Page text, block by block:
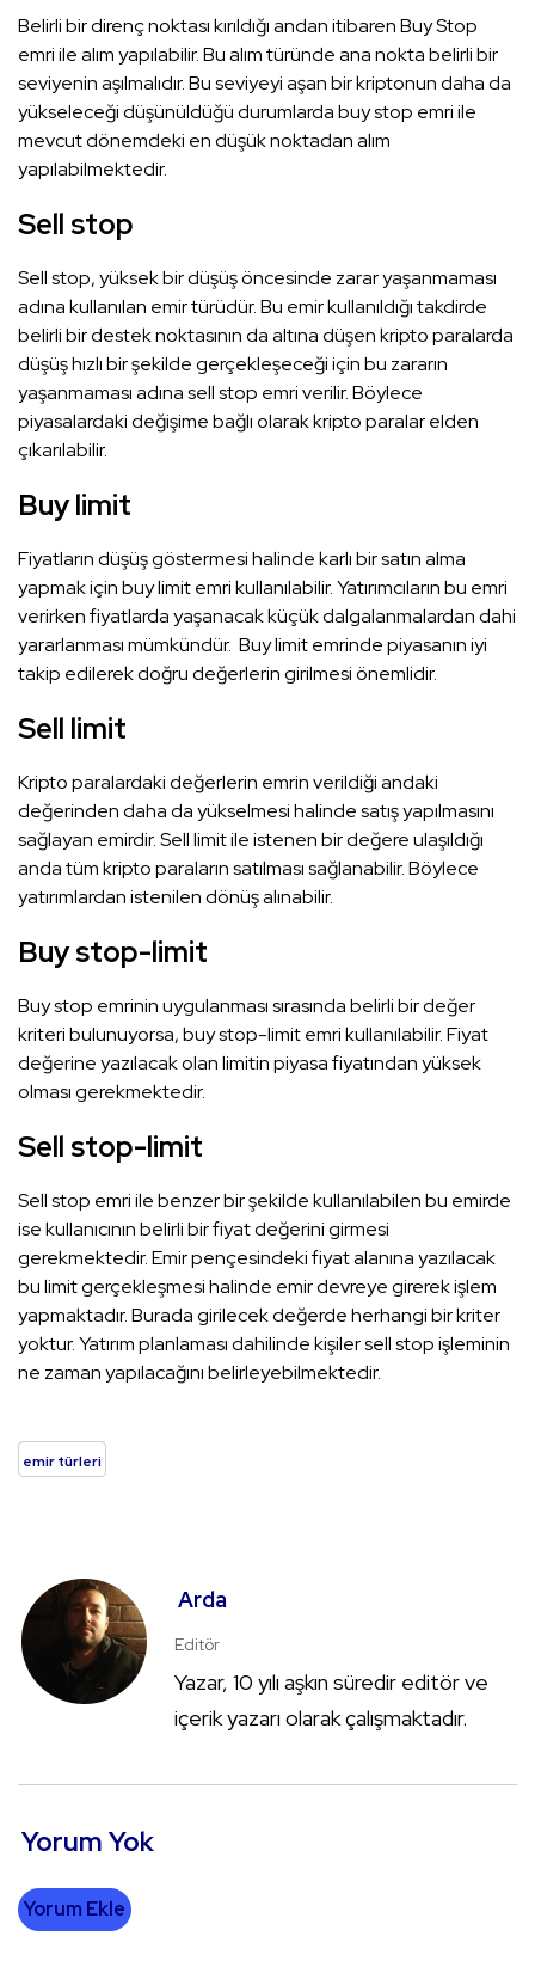
Belirli bir direnç noktası kırıldığı andan itibaren Buy Stop
emri ile alım yapılabilir. Bu alım türünde ana nokta belirli bir
seviyenin aşılmalıdır. Bu seviyeyi aşan bir kriptonun daha da
yükseleceği düşünüldüğü durumlarda buy stop emri ile
mevcut dönemdeki en düşük noktadan alım
yapılabilmektedir.
Sell stop
Sell stop, yüksek bir düşüş öncesinde zarar yaşanmaması
adına kullanılan emir türüdür. Bu emir kullanıldığı takdirde
belirli bir destek noktasının da altına düşen kripto paralarda
düşüş hızlı bir şekilde gerçekleşeceği için bu zararın
yaşanmaması adına sell stop emri verilir. Böylece
piyasalardaki değişime bağlı olarak kripto paralar elden
çıkarılabilir.
Buy limit
Fiyatların düşüş göstermesi halinde karlı bir satın alma
yapmak için buy limit emri kullanılabilir. Yatırımcıların bu emri
verirken fiyatlarda yaşanacak küçük dalgalanmalardan dahi
yararlanması mümkündür. Buy limit emrinde piyasanın iyi
takip edilerek doğru değerlerin girilmesi önemlidir.
Sell limit
Kripto paralardaki değerlerin emrin verildiği andaki
değerinden daha da yükselmesi halinde satış yapılmasını
sağlayan emirdir. Sell limit ile istenen bir değere ulaşıldığı
anda tüm kripto paraların satılması sağlanabilir. Böylece
yatırımlardan istenilen dönüş alınabilir.
Buy stop-limit
Buy stop emrinin uygulanması sırasında belirli bir değer
kriteri bulunuyorsa, buy stop-limit emri kullanılabilir. Fiyat
değerine yazılacak olan limitin piyasa fiyatından yüksek
olması gerekmektedir.
Sell stop-limit
Sell stop emri ile benzer bir şekilde kullanılabilen bu emirde
ise kullanıcının belirli bir fiyat değerini girmesi
gerekmektedir. Emir pençesindeki fiyat alanına yazılacak
bu limit gerçekleşmesi halinde emir devreye girerek işlem
yapmaktadır. Burada girilecek değerde herhangi bir kriter
yoktur. Yatırım planlaması dahilinde kişiler sell stop işleminin
ne zaman yapılacağını belirleyebilmektedir.
emir türleri
Arda
Editör
Yazar, 10 yılı aşkın süredir editör ve
içerik yazarı olarak çalışmaktadır.
Yorum Yok
Yorum Ekle